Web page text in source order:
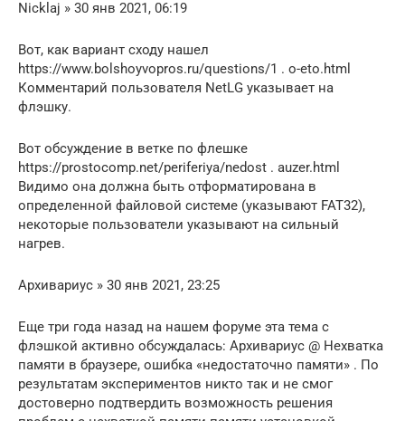
Nicklaj » 30 янв 2021, 06:19
Вот, как вариант сходу нашел
https://www.bolshoyvopros.ru/questions/1 . o-eto.html
Комментарий пользователя NetLG указывает на
флэшку.
Вот обсуждение в ветке по флешке
https://prostocomp.net/periferiya/nedost . auzer.html
Видимо она должна быть отформатирована в
определенной файловой системе (указывают FAT32),
некоторые пользователи указывают на сильный
нагрев.
Архивариус » 30 янв 2021, 23:25
Еще три года назад на нашем форуме эта тема с
флэшкой активно обсуждалась: Архивариус @ Нехватка
памяти в браузере, ошибка «недостаточно памяти» . По
результатам экспериментов никто так и не смог
достоверно подтвердить возможность решения